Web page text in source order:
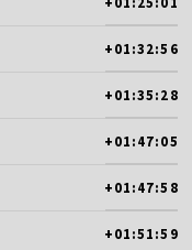
+01:32:56
+01:35:28
+01:47:05
+01:47:58
+01:51:59